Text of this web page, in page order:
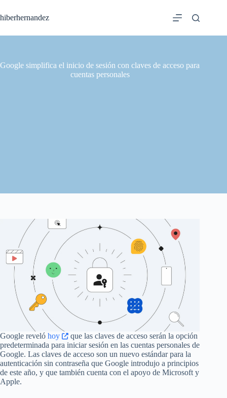
al
contenido
hiberhernandez
Google simplifica el inicio de sesión con claves de acceso para
cuentas personales
Google reveló hoy
que las claves de acceso serán la opción
predeterminada para iniciar sesión en las cuentas personales de
Google. Las claves de acceso son un nuevo estándar para la
autenticación sin contraseña que Google introdujo a principios
de este año, y que también cuenta con el apoyo de Microsoft y
Apple.